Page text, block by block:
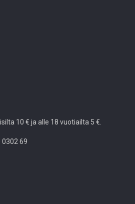
10 € ja alle 18 vuotiailta 5 €.
0302 69